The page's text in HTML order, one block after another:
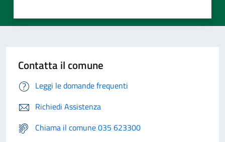
Contatta il comune
Leggi le domande frequenti
Richiedi Assistenza
Chiama il comune 035 623300